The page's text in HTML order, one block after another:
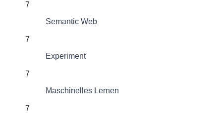
7
Semantic Web
7
Experiment
7
Maschinelles Lernen
7